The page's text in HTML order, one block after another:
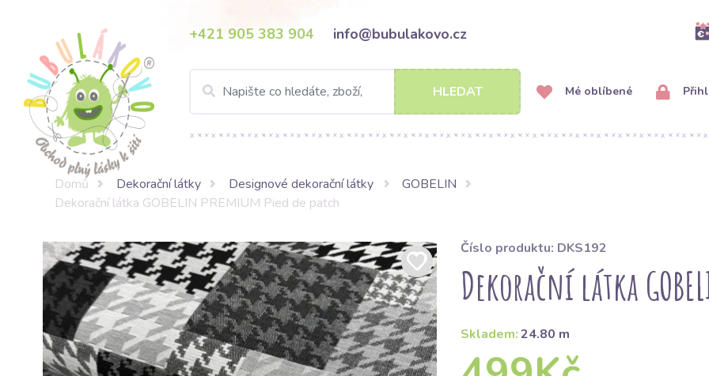
+421 905 383 904 info@bubulakovo.cz
HLEDAT Mé oblíbené
Domů Dekorační látky Designové dekorační látky
GOBELIN
Dekorační látka GOBELIN PREMIUM Pied de patch
Číslo produktu: DKS192
Dekorační látka
Skladem:24.80 m